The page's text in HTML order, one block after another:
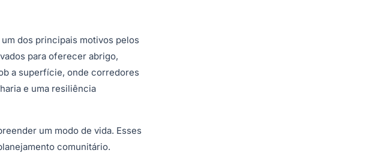
dos principais motivos pelos
para oferecer abrigo,
a superfície, onde corredores
e uma resiliência
um modo de vida. Esses
comunitário.